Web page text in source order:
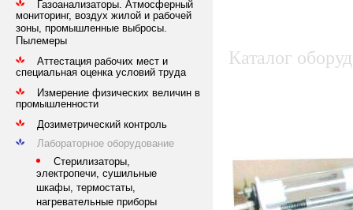
Газоанализаторы. Атмосферный
мониторинг, воздух жилой и рабочей
зоны, промышленные выбросы.
Пылемеры
Аттестация рабочих мест и
специальная оценка условий труда
Измерение физических величин в
промышленности
Дозиметрический контроль
Лабораторное оборудование
Стерилизаторы,
электропечи, сушильные
шкафы, термостаты,
нагревательные приборы
Каталог